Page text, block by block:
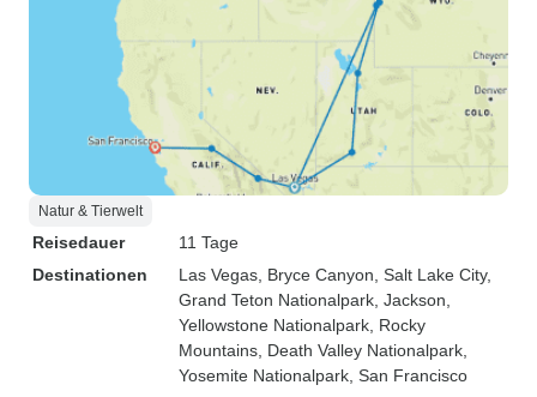
Natur & Tierwelt
Reisedauer
11 Tage
Destinationen
Las Vegas , Bryce Canyon , Salt Lake City,
Grand Teton Nationalpark , Jackson
Yellowstone Nationalpark , Rocky
Mountains , Death Valley Nationalpark
Yosemite Nationalpark , San Francisco